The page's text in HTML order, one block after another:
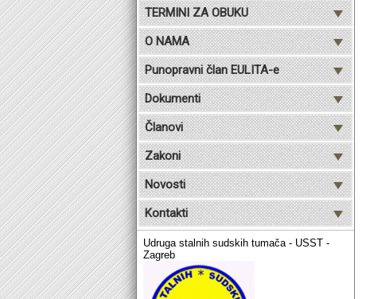
TERMINI ZA OBUKU
O NAMA
Punopravni član EULITA-e
Dokumenti
Članovi
Zakoni
Novosti
Kontakti
Udruga stalnih sudskih tumača - USST -
Zagreb